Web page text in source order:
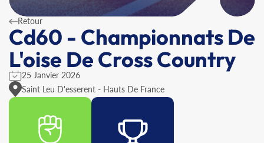
Retour
Cd60 - Championnats De
L'oise De Cross Country
25 Janvier 2026
Saint Leu D'esserent - Hauts De France